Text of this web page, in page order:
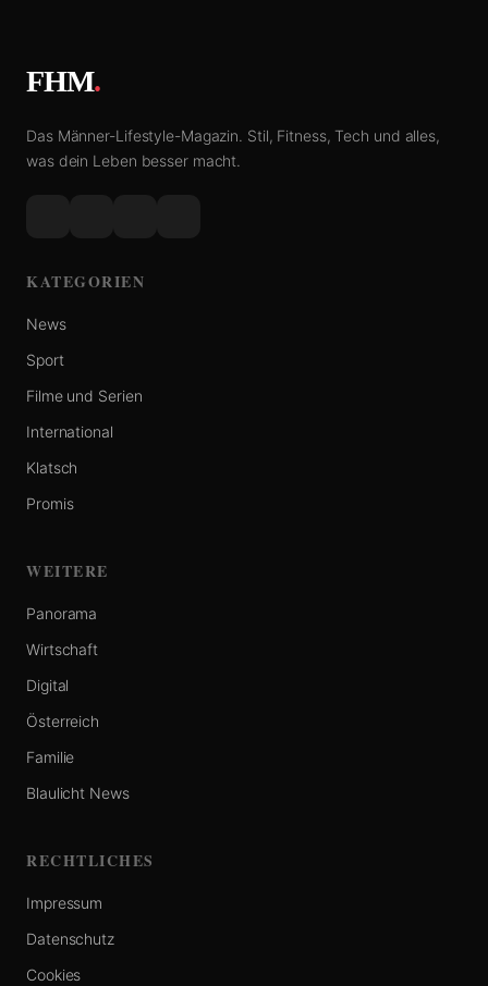
FHM.
Das Männer-Lifestyle-Magazin. Stil, Fitness, Tech und alles,
was dein Leben besser macht.
KATEGORIEN
News
Sport
Filme und Serien
International
Klatsch
Promis
WEITERE
Panorama
Wirtschaft
Digital
Österreich
Familie
Blaulicht News
RECHTLICHES
Impressum
Datenschutz
Cookies